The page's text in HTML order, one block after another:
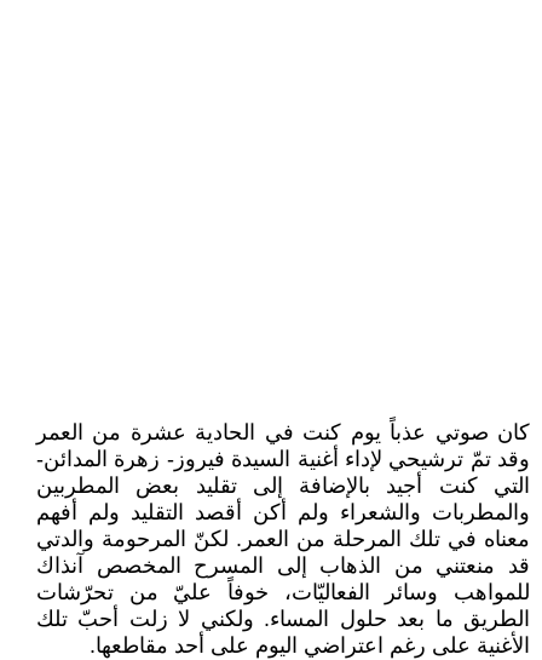
كان صوتي عذباً يوم كنت في الحادية عشرة من العمر
وقد تمّ ترشيحي لإداء أغنية السيدة فيروز- زهرة المدائن-
التي كنت أجيد بالإضافة إلى تقليد بعض المطربين
والمطربات والشعراء ولم أكن أقصد التقليد ولم أفهم
معناه في تلك المرحلة من العمر. لكنّ المرحومة والدتي
قد منعتني من الذهاب إلى المسرح المخصص آنذاك
للمواهب وسائر الفعاليّات، خوفاً عليّ من تحرّشات
الطريق ما بعد حلول المساء. ولكني لا زلت أحبّ تلك
الأغنية على رغم اعتراضي اليوم على أحد مقاطعها.